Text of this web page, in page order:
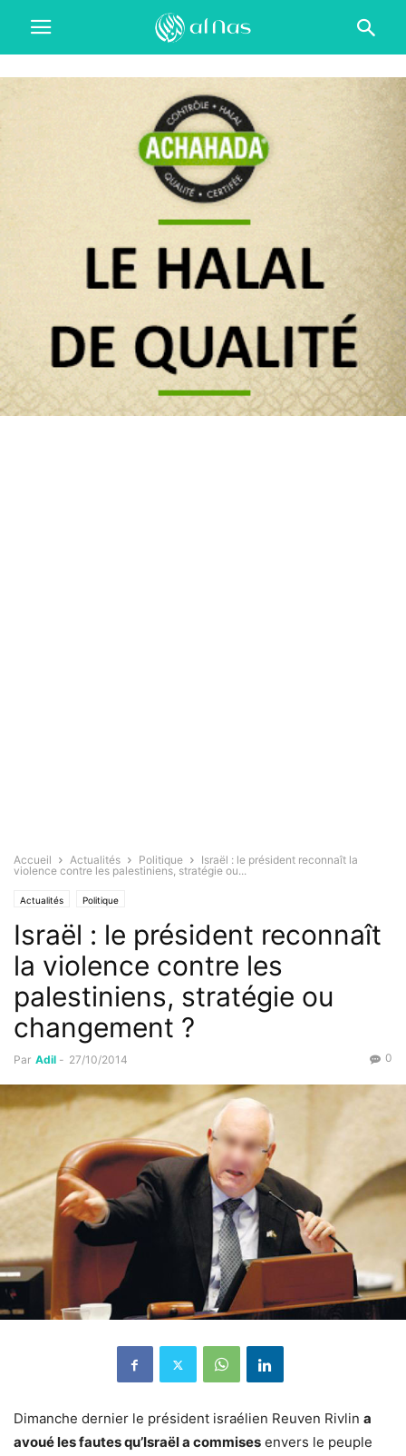
Accueil Actualités Politique
Israël : le président reconnaît la
violence contre les palestiniens, stratégie ou...
Actualités Politique
Israël : le président reconnaît
la violence contre les
palestiniens, stratégie ou
changement ?
Par Adil - 27/10/2014 0
Dimanche dernier le président israélien Reuven Rivlin a
avoué les fautes qu’Israël a commises envers le peuple